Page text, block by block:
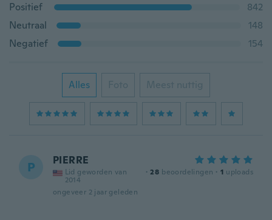
Positief
842
Neutraal
148
Negatief
154
Alles Foto Meest nuttig
P PIERRE
Lid geworden van
2014
· 28 beoordelingen · 1 uploads
ongeveer 2 jaar geleden